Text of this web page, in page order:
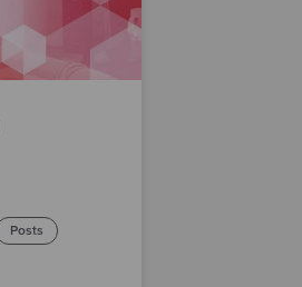
Posts